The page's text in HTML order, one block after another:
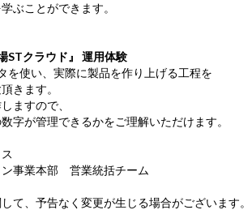
ことができます。
STクラウド』 運用体験
い、実際に製品を作り上げる工程を
ます。
すので、
管理できるかをご理解いただけます。
ス
部 営業統括チーム
、予告なく変更が生じる場合がございます。